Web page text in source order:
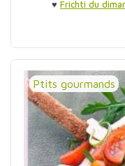
♥ Frichti du
Ptits gourmands